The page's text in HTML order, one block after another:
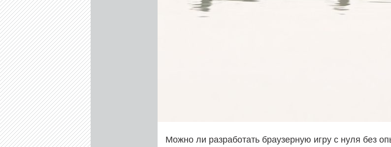
Можно ли разработать браузерную игру с нуля без